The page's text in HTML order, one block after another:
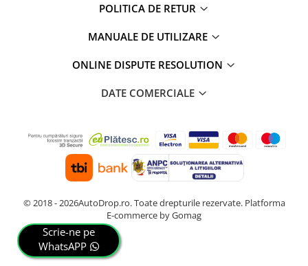
POLITICA DE RETUR
MANUALE DE UTILIZARE
ONLINE DISPUTE RESOLUTION
DATE COMERCIALE
© 2018 - 2026AutoDrop.ro. Toate drepturile rezervate. Platforma
E-commerce by Gomag
Scrie-ne pe
WhatsAPP